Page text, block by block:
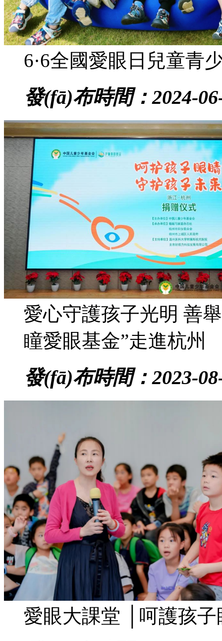
6·6全國愛眼日兒童青
發(fā)布時間：2024-
愛心守護孩子光明 善
瞳愛眼基金”走進杭州
發(fā)布時間：2023-
愛眼大課堂 │呵護孩